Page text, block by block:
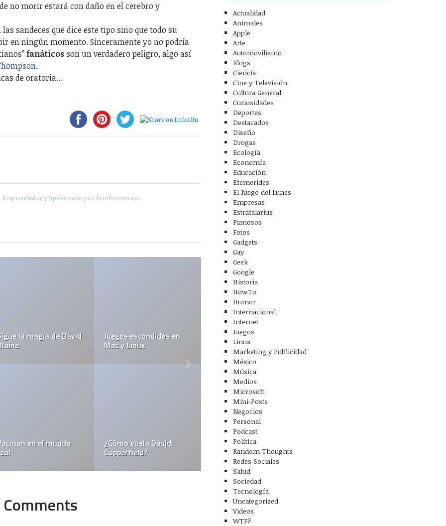
no morir estará con daño en el cerebro y
sandeces que dice este tipo sino que todo su
en ningún momento. Sinceramente yo no podría
fanáticosson un verdadero peligro, algo así
.
de oratoria…
Emprendedor y Apasionado por la información.
de “la Que son los feeds y
Imperdible cortometraje
para concurso de Sigur
Internet people
Un fan hace comercial
Comments
Actualidad
Animales
Apple
Arte
Automovilismo
Blogs
Ciencia
Cine y Televisión
Cultura General
Curiosidades
Deportes
Destacados
Diseño
Drogas
Ecología
Economía
Educación
Efemerides
El Juego del Lunes
Empresas
Estrafalarius
Famosos
Fotos
Gadgets
Gay
Geek
Google
Historia
HowTo
Humor
Internacional
Internet
Juegos
Linux
Marketing y Publicidad
México
Música
Medios
Microsoft
Mini-Posts
Negocios
Personal
Podcast
Política
Random Thoughts
Redes Sociales
Salud
Sociedad
Tecnología
Uncategorized
Videos
WTF?